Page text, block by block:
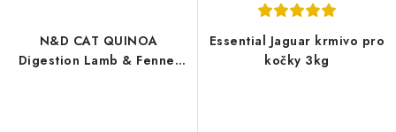
N&D CAT QUINOA
Digestion Lamb & Fennel
Essential Jaguar krmivo pro
kočky 3kg